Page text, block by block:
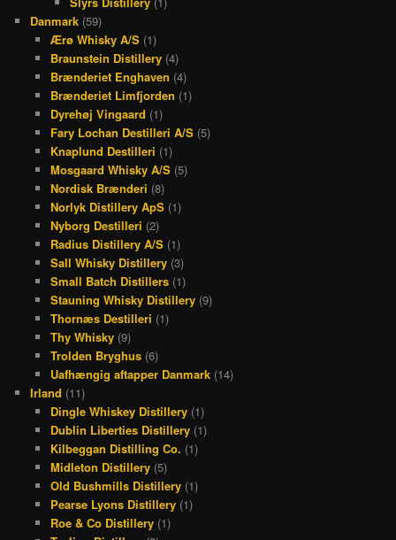
Danmark (59)
Ærø Whisky A/S(1)
Braunstein Distillery(4)
Brænderiet Enghaven (4)
Brænderiet Limfjorden (1)
Dyrehøj Vingaard (1)
Fary Lochan Destilleri A/S(5)
Knaplund Destilleri (1)
Mosgaard Whisky A/S(5)
Nordisk Brænderi (8)
Norlyk Distillery ApS(1)
Nyborg Destilleri (2)
Radius Distillery A/S(1)
Sall Whisky Distillery(3)
Small Batch Distillers(1)
Stauning Whisky Distillery(9)
Thornæs Destilleri (1)
Thy Whisky(9)
Trolden Bryghus(6)
Uafhængig aftapper Danmark(14)
Irland (11)
Dingle Whiskey Distillery(1)
Dublin Liberties Distillery(1)
Kilbeggan Distilling Co. (1)
Midleton Distillery(5)
Old Bushmills Distillery(1)
Pearse Lyons Distillery(1)
Roe & Co Distillery(1)